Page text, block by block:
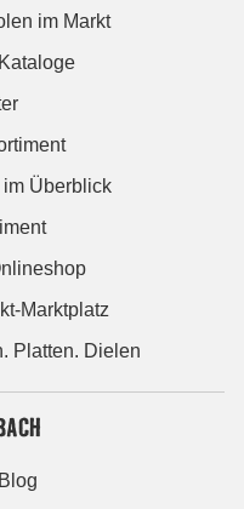
im Markt
Überblick
Marktplatz
Platten. Dielen